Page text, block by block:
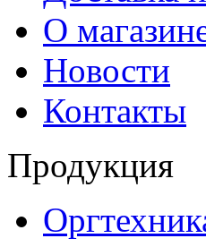
О
Новости
Контакты
Продукция